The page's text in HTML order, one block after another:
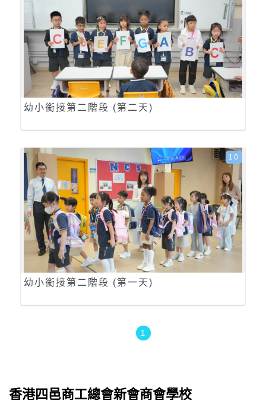
幼小銜接第二階段 (第二天)
幼小銜接第二階段 (第一天)
10
1
香港四邑商工總會新會商會學校